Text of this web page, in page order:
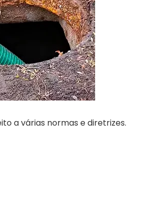
a várias normas e diretrizes.